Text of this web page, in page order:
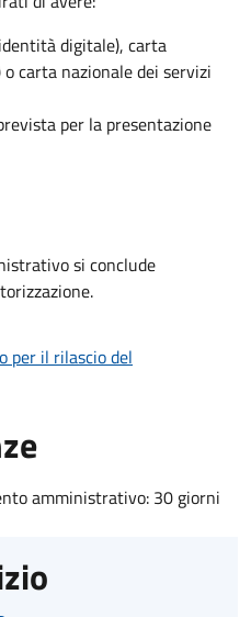
digitale), carta
carta nazionale dei servizi
per la presentazione
si conclude
per il rilascio del
amministrativo: 30 giorni